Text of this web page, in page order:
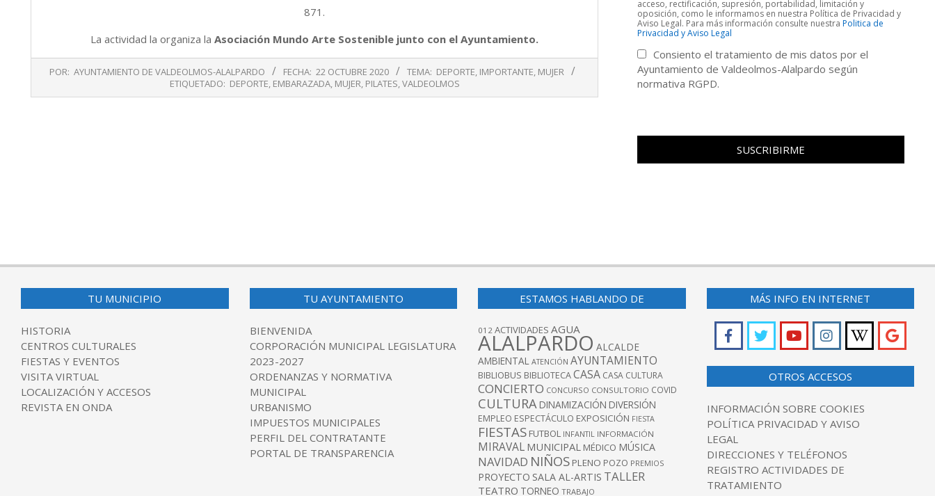
871.
La actividad la organiza la Asociación Mundo Arte Sostenible junto con el Ayuntamiento.
22
POR: AYUNTAMIENTO DE VALDEOLMOS-ALALPARDO FECHA: 22 OCTUBRE 2020 TEMA: DEPORTE, IMPORTANTE, MUJER
ETIQUETADO: DEPORTE, EMBARAZADA, MUJER, PILATES,VALDEOLMOS
acceso, rectificación, supresión, portabilidad, limitación y
oposición, como le informamos en nuestra Política de Privacidad y
Aviso Legal. Para más información consulte nuestraPolitica de
Privacidad y Aviso Legal
Consiento el tratamiento de mis datos por el
Ayuntamiento de Valdeolmos-Alalpardo según
normativa RGPD.
TU MUNICIPIO
HISTORIA
CENTROS CULTURALES
FIESTAS Y EVENTOS
VISITA VIRTUAL
LOCALIZACIÓN Y ACCESOS
REVISTA EN ONDA
TU AYUNTAMIENTO
BIENVENIDA
CORPORACIÓN MUNICIPAL LEGISLATURA
2023-2027
ORDENANZAS Y NORMATIVA
MUNICIPAL
URBANISMO
IMPUESTOS MUNICIPALES
PERFIL DEL CONTRATANTE
PORTAL DE TRANSPARENCIA
ESTAMOS HABLANDO DE
012 ACTIVIDADES AGUA
ALALPARDO ALCALDE
AMBIENTAL ATENCIÓN AYUNTAMIENTO
BIBLIOBUS BIBLIOTECACASA CASA CULTURA
CONCIERTO CONCURSO CONSULTORIO COVID
CULTURA DINAMIZACIÓN DIVERSIÓN
EMPLEO ESPECTÁCULO EXPOSICIÓN FIESTA
FIESTAS FUTBOL INFANTIL INFORMACIÓN
MIRAVAL MUNICIPAL MÉDICO MÚSICA
NAVIDAD NIÑOS PLENO POZO PREMIOS
PROYECTO SALA AL-ARTIS TALLER
TEATRO TORNEO TRABAJO
MÁS INFO EN INTERNET
OTROS ACCESOS
INFORMACIÓN SOBRE COOKIES
POLÍTICA PRIVACIDAD Y AVISO
LEGAL
DIRECCIONES Y TELÉFONOS
REGISTRO ACTIVIDADES DE
TRATAMIENTO